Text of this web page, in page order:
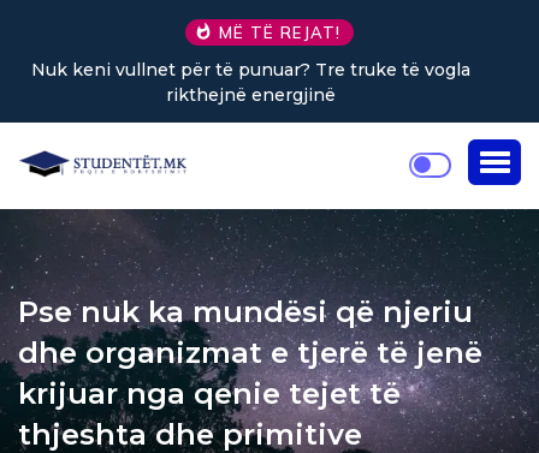
MË TË REJAT!
Sa kafe në ditë ndihmon në uljen e stresit?
Pse nuk ka mundësi që njeriu
dhe organizmat e tjerë të jenë
krijuar nga qenie tejet të
thjeshta dhe primitive